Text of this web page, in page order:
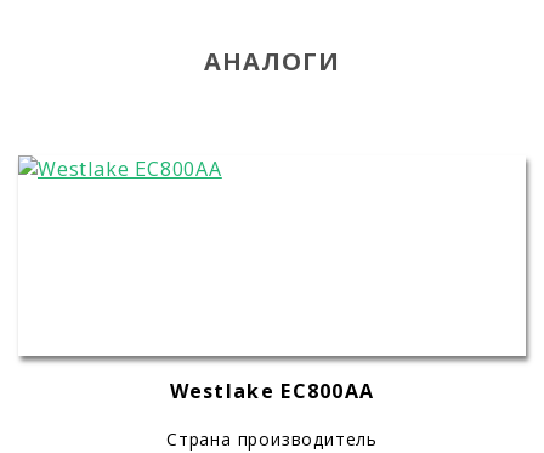
АНАЛОГИ
Westlake EC800AA
Страна производитель